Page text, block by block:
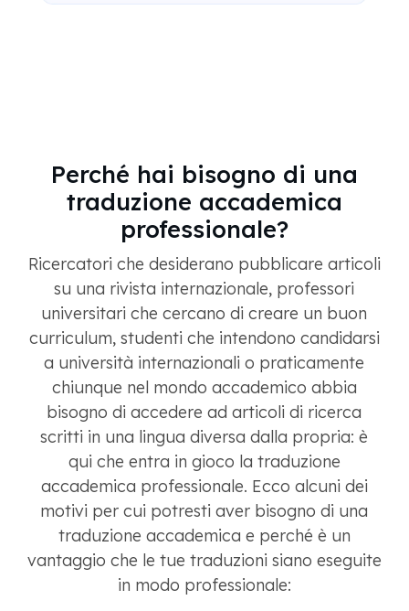
Perché hai bisogno di una
traduzione accademica
professionale?
Ricercatori che desiderano pubblicare articoli
su una rivista internazionale, professori
universitari che cercano di creare un buon
curriculum, studenti che intendono candidarsi
a università internazionali o praticamente
chiunque nel mondo accademico abbia
bisogno di accedere ad articoli di ricerca
scritti in una lingua diversa dalla propria: è
qui che entra in gioco la traduzione
accademica professionale. Ecco alcuni dei
motivi per cui potresti aver bisogno di una
traduzione accademica e perché è un
vantaggio che le tue traduzioni siano eseguite
in modo professionale: